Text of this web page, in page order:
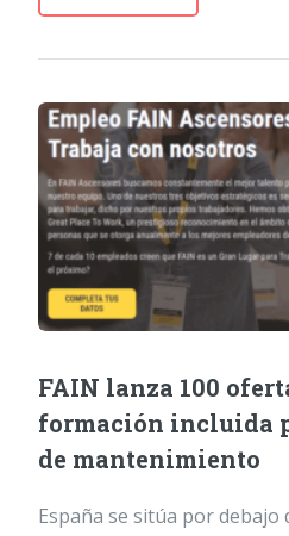
FAIN lanza 100
formación incluida
de mantenimiento
España se sitúa por debajo